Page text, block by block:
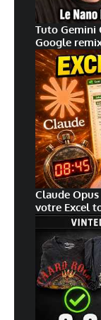
Tuto Gemini
Google
Claude
votre Excel